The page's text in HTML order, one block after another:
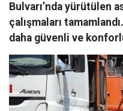
Bulvarı’nda yürütülen
çalışmaları
daha güvenli ve